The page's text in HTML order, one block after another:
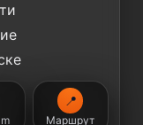
📍
Маршрут